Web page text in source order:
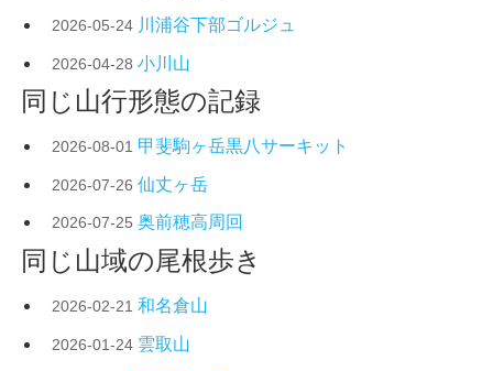
2026-05-24 川浦谷下部ゴルジュ
2026-04-28 小川山
同じ山行形態の記録
2026-08-01 甲斐駒ヶ岳黒八サーキット
2026-07-26 仙丈ヶ岳
2026-07-25 奥前穂高周回
同じ山域の尾根歩き
2026-02-21 和名倉山
2026-01-24 雲取山